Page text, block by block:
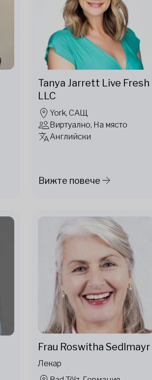
Tanya Jarrett Live Fresh
LLC
York, САЩ
Виртуално, На място
Английски
Вижте повече
Frau Roswitha Sedlmayr
Лекар